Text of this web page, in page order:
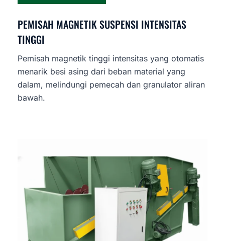
PEMISAH MAGNETIK SUSPENSI INTENSITAS
TINGGI
Pemisah magnetik tinggi intensitas yang otomatis
menarik besi asing dari beban material yang
dalam, melindungi pemecah dan granulator aliran
bawah.